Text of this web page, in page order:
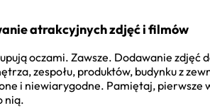
atrakcyjnych zdjęć i filmów
oczami. Zawsze. Dodawanie
zespołu, produktów, budynku z
i niewiarygodne. Pamiętaj,
nią.